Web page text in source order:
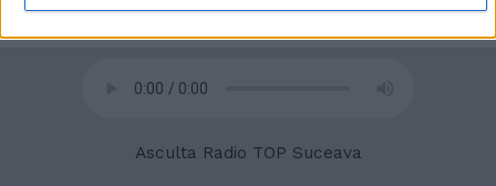
Asculta Radio TOP Suceava